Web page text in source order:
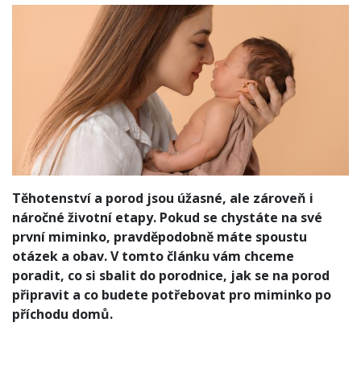
Těhotenství a porod jsou úžasné, ale zároveň i
náročné životní etapy. Pokud se chystáte na své
první miminko, pravděpodobně máte spoustu
otázek a obav. V tomto článku vám chceme
poradit, co si sbalit do porodnice, jak se na porod
připravit a co budete potřebovat pro miminko po
příchodu domů.